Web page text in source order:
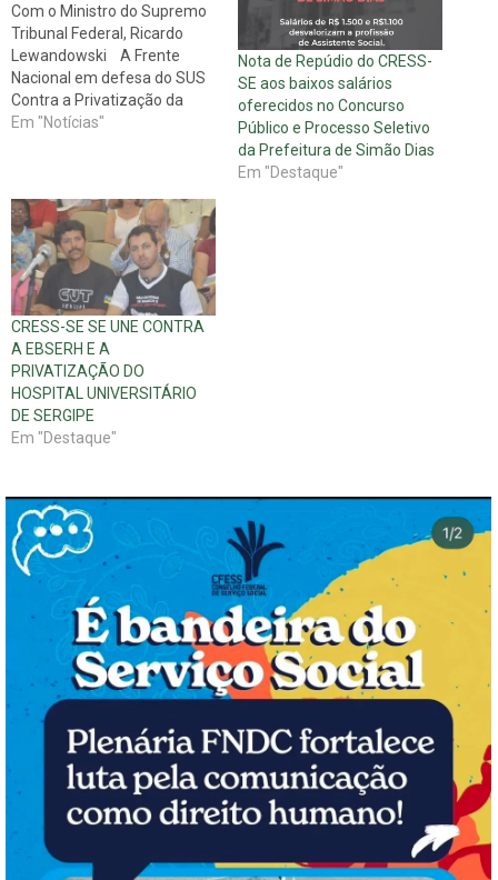
Com o Ministro do Supremo
Tribunal Federal, Ricardo
Lewandowski A Frente
Nacional em defesa do SUS
Contra a Privatização da
Saúde, comissão esta
Populares, esteve no dia
16/11/2010, neste dia
representada por
integrantes da FENASPS,
SINSPREV/SP, SINTURJ,
Sindicato dos Médicos, em…
Em "Notícias"
Nota de Repúdio do CRESS-
SE aos baixos salários
oferecidos no Concurso
Público e Processo Seletivo
da Prefeitura de Simão Dias
Em "Destaque"
CRESS-SE SE UNE CONTRA
A EBSERH E A
PRIVATIZAÇÃO DO
HOSPITAL UNIVERSITÁRIO
DE SERGIPE
Em "Destaque"